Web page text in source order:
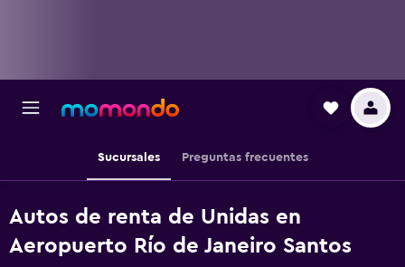
Sucursales Preguntas frecuentes
Autos de renta de Unidas en
Aeropuerto Río de Janeiro Santos